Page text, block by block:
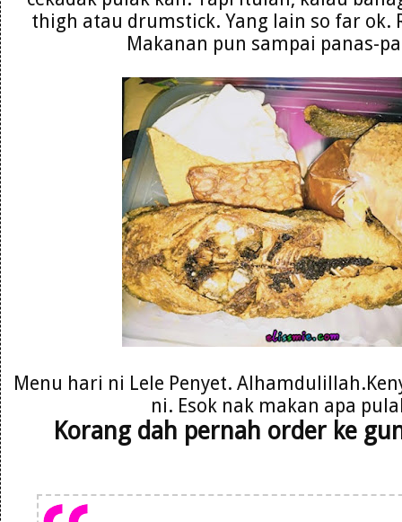
thigh atau drumstick. Yang lain so far ok.
Makanan pun sampai panas-
Menu hari ni Lele Penyet.
ni. Esok nak makan apa
Korang dah pernah order ke